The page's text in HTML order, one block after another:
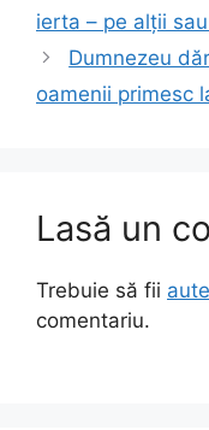
ierta – pe alții
Dumnezeu
oamenii primesc
Lasă un
Trebuie să fii
comentariu.